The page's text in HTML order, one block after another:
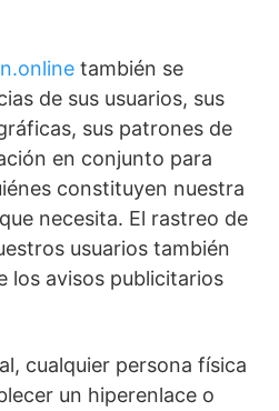
también se
de sus usuarios, sus
sus patrones de
en conjunto para
constituyen nuestra
necesita. El rastreo de
usuarios también
los avisos publicitarios
cualquier persona física
un hiperenlace o